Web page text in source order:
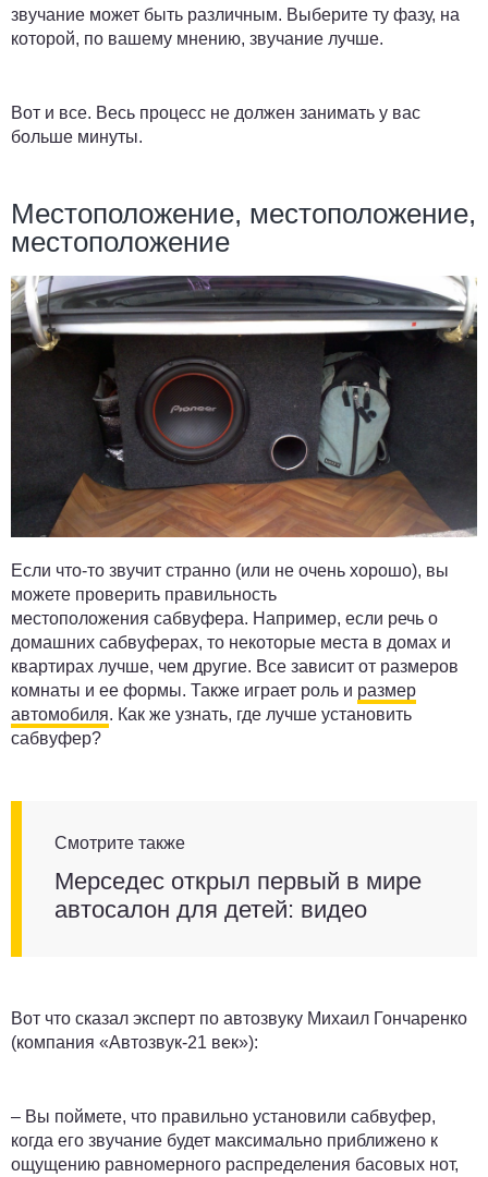
звучание может быть различным. Выберите ту фазу, на
которой, по вашему мнению, звучание лучше.
Вот и все. Весь процесс не должен занимать у вас
больше минуты.
Местоположение, местоположение,
местоположение
Если что-то звучит странно (или не очень хорошо), вы
можете проверить правильность
местоположения сабвуфера. Например, если речь о
домашних сабвуферах, то некоторые места в домах и
квартирах лучше, чем другие. Все зависит от размеров
комнаты и ее формы. Также играет роль и размер
автомобиля. Как же узнать, где лучше установить
сабвуфер?
Смотрите также
Мерседес открыл первый в мире
автосалон для детей: видео
Вот что сказал эксперт по автозвуку Михаил Гончаренко
(компания «Автозвук-21 век»):
– Вы поймете, что правильно установили сабвуфер,
когда его звучание будет максимально приближено к
ощущению равномерного распределения басовых нот,